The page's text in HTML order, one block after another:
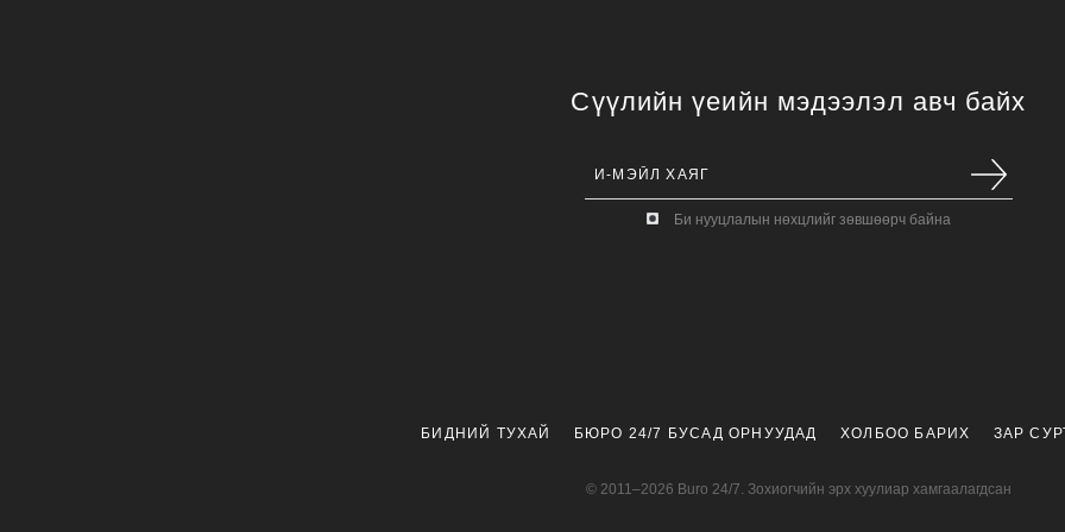
Сүүлийн үеийн мэдээлэл авч байх
Би нууцлалын нөхцлийг зөвшөөрч байна
БИДНИЙ ТУХАЙ БЮРО 24/7 БУСАД ОРНУУДАД ХОЛБОО БАРИХ ЗАР
© 2011–2026 Buro 24/7. Зохиогчийн эрх хуулиар хамгаалагдсан